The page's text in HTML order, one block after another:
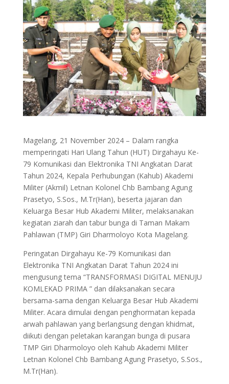
Magelang, 21 November 2024 – Dalam rangka
memperingati Hari Ulang Tahun (HUT) Dirgahayu Ke-
79 Komunikasi dan Elektronika TNI Angkatan Darat
Tahun 2024, Kepala Perhubungan (Kahub) Akademi
Militer (Akmil) Letnan Kolonel Chb Bambang Agung
Prasetyo, S.Sos., M.Tr(Han), beserta jajaran dan
Keluarga Besar Hub Akademi Militer, melaksanakan
kegiatan ziarah dan tabur bunga di Taman Makam
Pahlawan (TMP) Giri Dharmoloyo Kota Magelang.
Peringatan Dirgahayu Ke-79 Komunikasi dan
Elektronika TNI Angkatan Darat Tahun 2024 ini
mengusung tema “TRANSFORMASI DIGITAL MENUJU
KOMLEKAD PRIMA ” dan dilaksanakan secara
bersama-sama dengan Keluarga Besar Hub Akademi
Militer. Acara dimulai dengan penghormatan kepada
arwah pahlawan yang berlangsung dengan khidmat,
diikuti dengan peletakan karangan bunga di pusara
TMP Giri Dharmoloyo oleh Kahub Akademi Militer
Letnan Kolonel Chb Bambang Agung Prasetyo, S.Sos.,
M.Tr(Han).